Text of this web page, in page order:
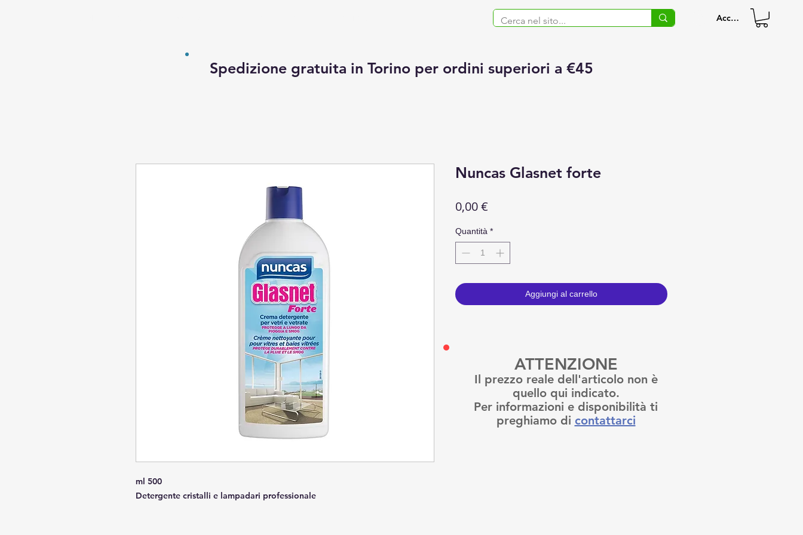
Accedi
ml 500
Detergente cristalli e lampadari professionale
Nuncas Glasnet forte
0,00 €
Quantità *
Aggiungi al carrello
Spedizione gratuita in Torino per ordini superiori a €45
ATTENZIONE
Il prezzo reale dell'articolo non è
quello qui indicato.
Per informazioni e disponibilità ti
preghiamo di contattarci